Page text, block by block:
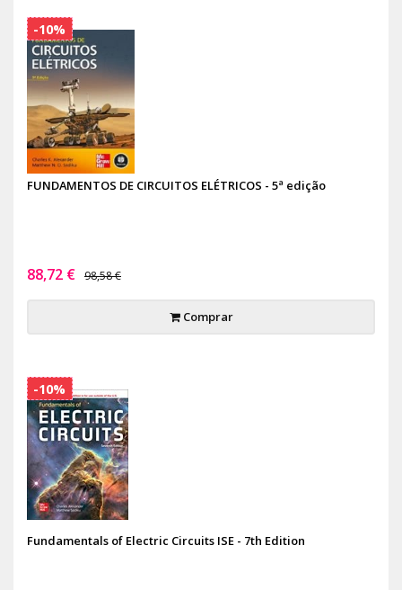
FUNDAMENTOS DE CIRCUITOS ELÉTRICOS - 5ª edição
88,72 € 98,58 €
Comprar
-10%
Fundamentals of Electric Circuits ISE - 7th Edition
-10%